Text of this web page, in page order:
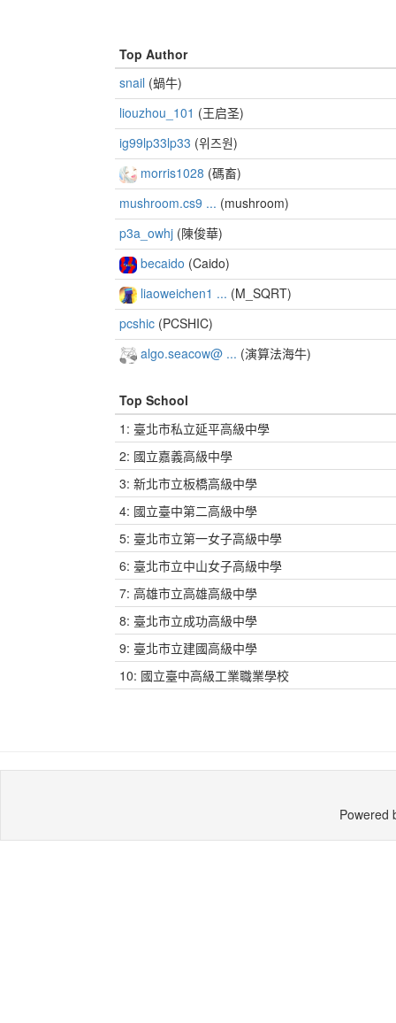
Top Author
snail (蝸牛)
liouzhou_101 (王启圣)
ig99lp33lp33 (위즈원)
morris1028 (碼畜)
mushroom.cs9 ... (mushroom)
p3a_owhj (陳俊華)
becaido (Caido)
liaoweichen1 ... (M_SQRT)
pcshic (PCSHIC)
algo.seacow@ ... (演算法海牛)
Top School
1: 臺北市私立延平高級中學
2: 國立嘉義高級中學
3: 新北市立板橋高級中學
4: 國立臺中第二高級中學
5: 臺北市立第一女子高級中學
6: 臺北市立中山女子高級中學
7: 高雄市立高雄高級中學
8: 臺北市立成功高級中學
9: 臺北市立建國高級中學
10: 國立臺中高級工業職業學校
Powered